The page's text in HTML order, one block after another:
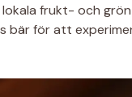
lokala frukt- och
bär för att